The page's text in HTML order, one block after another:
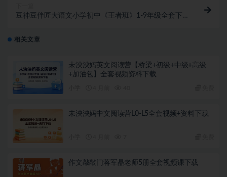
豆神豆伴匠大语文小学初中《王者班》1-9年级全套下
相关文章
未泱泱妈英文阅读营【桥梁+初级+中级+高级
+加油包】全套视频资料下载
未泱泱妈中文阅读营L0-L5全套视频+资料下载
作文敲敲门蒋军晶老师5册全套视频课下载